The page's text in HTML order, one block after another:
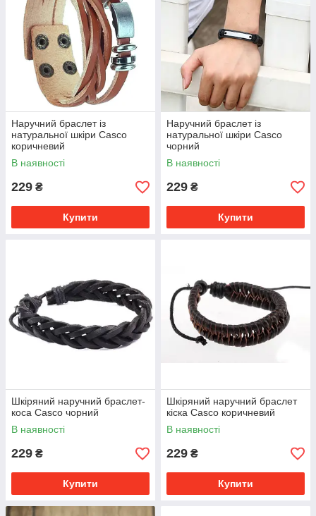
Наручний браслет із
натуральної шкіри Casco
коричневий
В наявності
229 ₴
Купити
Наручний браслет із
натуральної шкіри Casco
чорний
В наявності
229 ₴
Купити
Шкіряний наручний браслет-
коса Casco чорний
В наявності
229 ₴
Купити
Шкіряний наручний браслет
кіска Casco коричневий
В наявності
229 ₴
Купити